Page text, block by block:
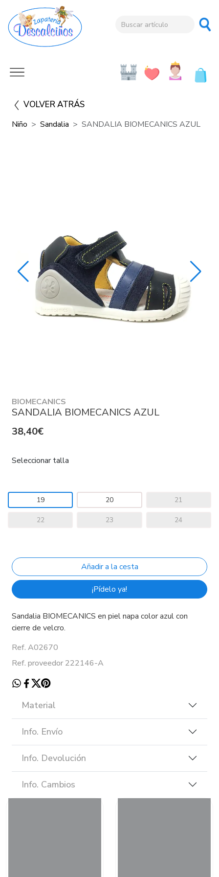
VOLVER ATRÁS
Niño Sandalia SANDALIA BIOMECANICS AZUL
BIOMECANICS
SANDALIA BIOMECANICS AZUL
38,40€
Seleccionar talla
19 20 21
22 23 24
¡Pídelo ya!
Sandalia BIOMECANICS en piel napa color azul con
cierre de velcro.
Ref. A02670
Ref. proveedor 222146-A
Material
Info. Envío
Info. Devolución
Info. Cambios